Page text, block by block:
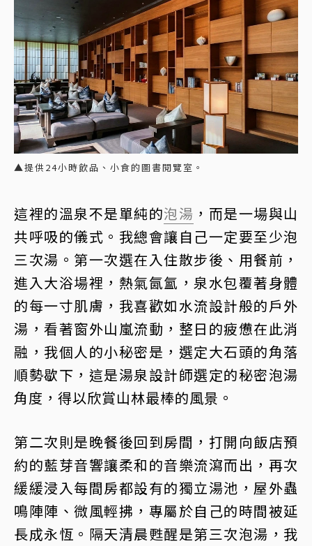
▲提供24小時飲品、小食的圖書閱覽室。
這裡的溫泉不是單純的泡湯 ，而是一場與山
共呼吸的儀式。我總會讓自己一定要至少泡
三次湯。第一次選在入住散步後、用餐前，
進入大浴場裡，熱氣氤氳，泉水包覆著身體
的每一寸肌膚，我喜歡如水流設計般的戶外
湯，看著窗外山嵐流動，整日的疲憊在此消
融，我個人的小秘密是，選定大石頭的角落
順勢歇下，這是湯泉設計師選定的秘密泡湯
角度，得以欣賞山林最棒的風景。
第二次則是晚餐後回到房間，打開向飯店預
約的藍芽音響讓柔和的音樂流瀉而出，再次
緩緩浸入每間房都設有的獨立湯池，屋外蟲
鳴陣陣、微風輕拂，專屬於自己的時間被延
長成永恆。隔天清晨甦醒是第三次泡湯，我